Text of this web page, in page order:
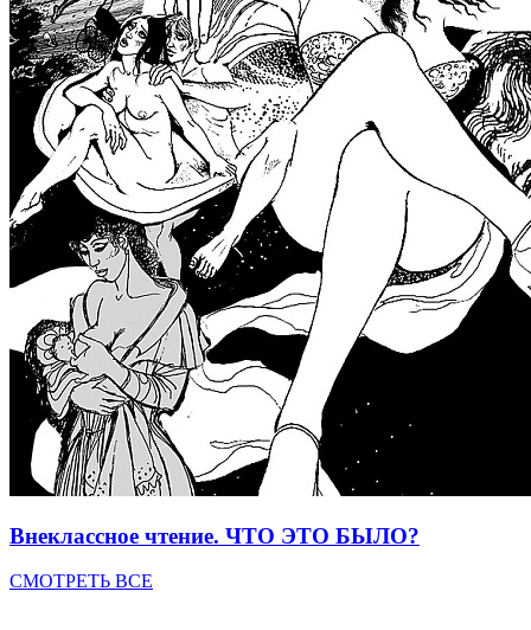
Внеклассное чтение. ЧТО ЭТО БЫЛО?
СМОТРЕТЬ ВСЕ